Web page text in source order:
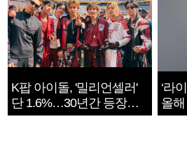
K팝 아이돌, '밀리언셀러'
단 1.6%…30년간 등장
1182개팀 전수조사
‘라
올
확정